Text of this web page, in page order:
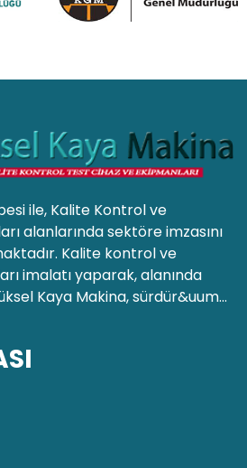
ile, Kalite Kontrol ve
alanlarında sektöre imzasını
Kalite kontrol ve
imalatı yaparak, alanında
Kaya Makina, sürdür&uum...